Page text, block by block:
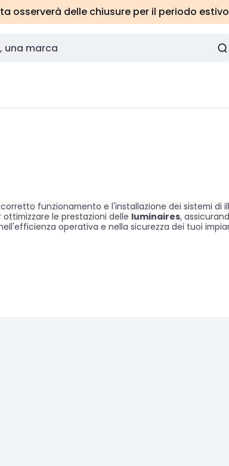
osserverà delle chiusure per il periodo
funzionamento e l'installazione dei sistemi di
le prestazioni delle luminaires,
operativa e nella sicurezza dei tuoi